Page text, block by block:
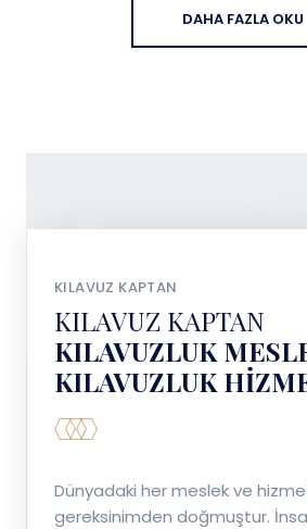
DAHA FAZLA OKU
KILAVUZ KAPTAN
KILAVUZ KAPTAN
KILAVUZLUK
KILAVUZLUK
Dünyadaki her meslek ve
gereksinimden doğmuştur.